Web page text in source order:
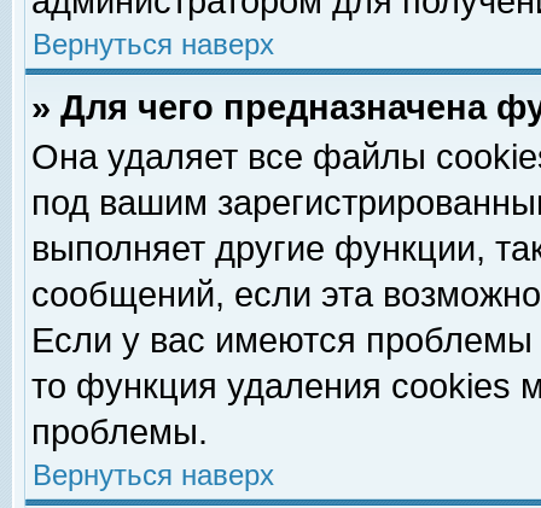
Вернуться наверх
» Для чего предназначена
Она удаляет все файлы
под вашим
выполняет другие функции,
сообщений, если эта
Если у вас имеются
то функция удаления cookies
проблемы.
Вернуться наверх